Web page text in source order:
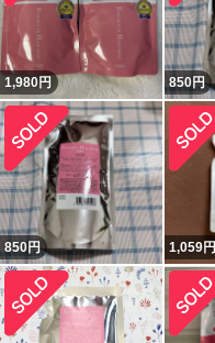
1,980円 850円
850円 1,059円